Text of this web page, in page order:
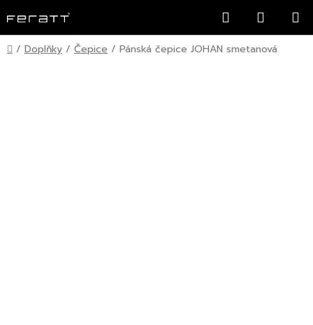
na
obsah
Hledat
KOŠÍK
Domů
/ Doplňky / Čepice / Pánská čepice JOHAN smetanová